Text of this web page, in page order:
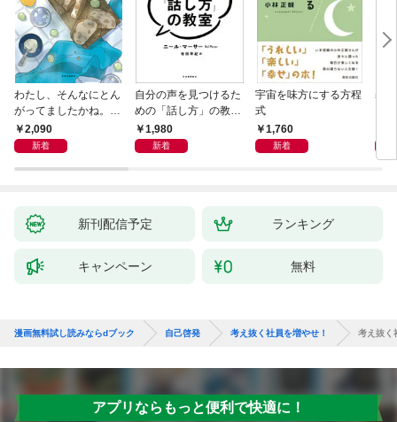
わたし、そんなにとん
がってましたかね。
獅子座、Ａ型、丙午は
めぐる
2,090
新着
自分の声を見つけるた
めの「話し方」の教
室 Ｏｒａｃｙ（オラ
シー）
1,980
新着
宇宙を味方にする方程
式
1,760
新着
基
新刊配信予定 ランキング
キャンペーン 無料
漫画無料試し読みならdブック 自己啓発 考え抜く社員を増やせ！ 考え抜く
アプリならもっと便利で快適に！